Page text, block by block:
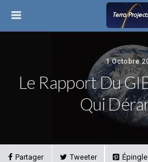
1 Octobre
Le Rapport Du
Qui
Partager Tweeter